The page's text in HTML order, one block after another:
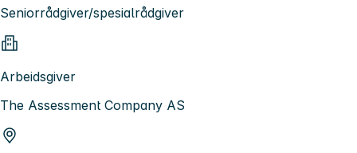
Seniorrådgiver/spesialrådgiver
Arbeidsgiver
The Assessment Company AS